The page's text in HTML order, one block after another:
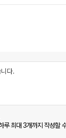
루 최대 3개까지 작성할